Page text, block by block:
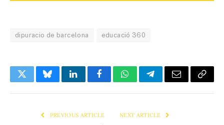
dipuracio de barcelona educació 360
TwitterBlueskyLinkedInFacebookWhatsAppTelegramEmail Copy
PREVIOUS ARTICLE NEXT ARTICLE